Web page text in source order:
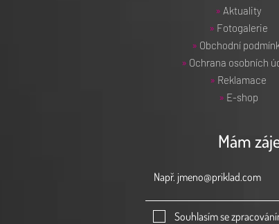
» Aktuality
» Fotogalerie
» Obchodní
» Ochrana osobních
» Reklamace
» E-shop
Mám
Souhlasím se